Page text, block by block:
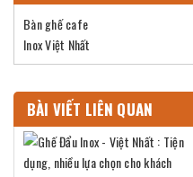
Bàn ghế cafe
Inox Việt Nhất
BÀI VIẾT LIÊN QUAN